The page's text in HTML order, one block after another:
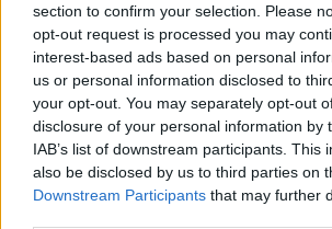
section to confirm your selection. Please
opt-out request is processed you may
interest-based ads based on personal
us or personal information disclosed to
your opt-out. You may separately opt-out
disclosure of your personal information by
IAB’s list of downstream participants. This
also be disclosed by us to third parties on
Downstream Participants that may further
Projekt:2018 – 2019
Realizácia:2020
Záhrada:Ing. Petra Novotná –
Foto:MgA. Tomáš Dittrich